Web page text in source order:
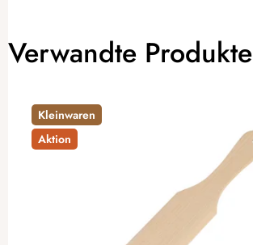
Verwandte Produkte
Kleinwaren
Aktion